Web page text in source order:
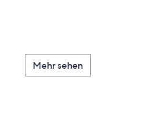
Mehr sehen